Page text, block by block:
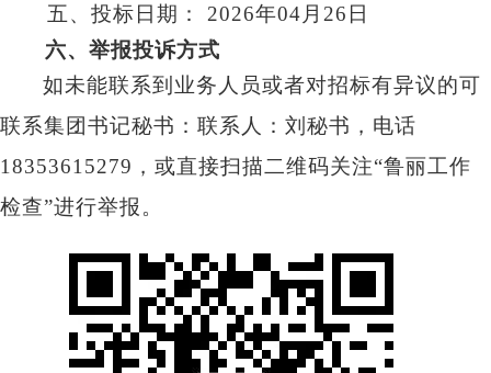
五、投标日期：
2026年04月26日
六、举报投诉方式
如未能联系到业务人员或者对招标有异议的可
联系集团书记秘书：联系人：刘秘书，电话
18353615279，或直接扫描二维码关注“鲁丽工作
检查”进行举报。